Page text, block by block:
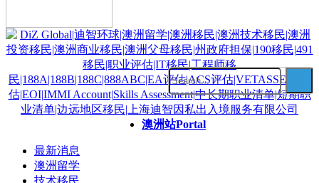
澳洲站Portal
最新消息
澳洲留学
技术移民